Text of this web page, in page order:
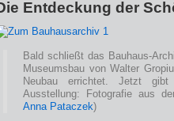
Entdeckung der
Bald schließt das Bauhaus-
Museumsbau von Walter
Neubau errichtet. Jetzt
Ausstellung: Fotografie aus
Anna Pataczek)